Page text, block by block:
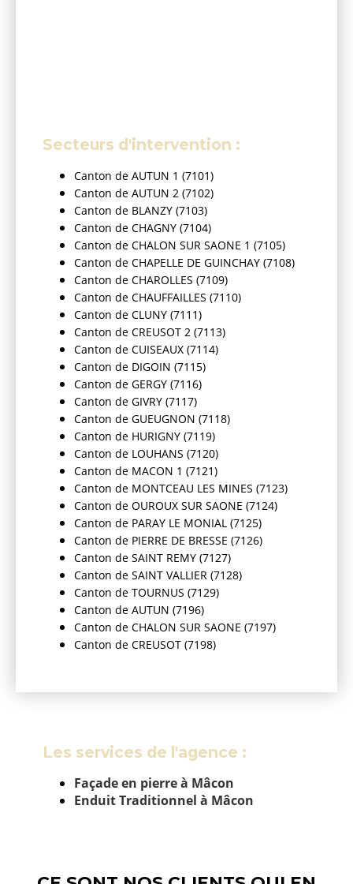
Secteurs d'intervention :
Canton de AUTUN 1 (7101)
Canton de AUTUN 2 (7102)
Canton de BLANZY (7103)
Canton de CHAGNY (7104)
Canton de CHALON SUR SAONE 1 (7105)
Canton de CHAPELLE DE GUINCHAY (7108)
Canton de CHAROLLES (7109)
Canton de CHAUFFAILLES (7110)
Canton de CLUNY (7111)
Canton de CREUSOT 2 (7113)
Canton de CUISEAUX (7114)
Canton de DIGOIN (7115)
Canton de GERGY (7116)
Canton de GIVRY (7117)
Canton de GUEUGNON (7118)
Canton de HURIGNY (7119)
Canton de LOUHANS (7120)
Canton de MACON 1 (7121)
Canton de MONTCEAU LES MINES (7123)
Canton de OUROUX SUR SAONE (7124)
Canton de PARAY LE MONIAL (7125)
Canton de PIERRE DE BRESSE (7126)
Canton de SAINT REMY (7127)
Canton de SAINT VALLIER (7128)
Canton de TOURNUS (7129)
Canton de AUTUN (7196)
Canton de CHALON SUR SAONE (7197)
Canton de CREUSOT (7198)
Les services de l'agence :
Façade en pierre à Mâcon
Enduit Traditionnel à Mâcon